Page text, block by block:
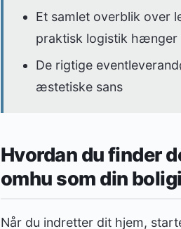
Et samlet overblik over
praktisk logistik hænger
De rigtige
æstetiske sans
Hvordan du finder
omhu som din
Når du indretter dit hjem,